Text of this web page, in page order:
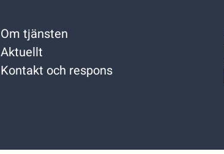
Om tjänsten
Aktuellt
Kontakt och respons